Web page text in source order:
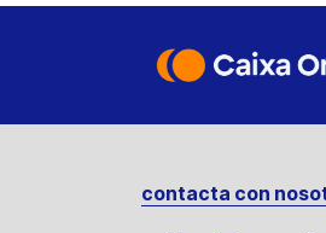
contacta con